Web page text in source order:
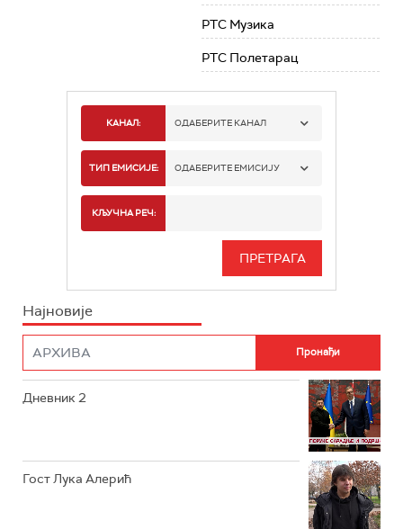
РТС Музика
РТС Полетарац
КАНАЛ: ОДАБЕРИТЕ КАНАЛ
РТС 1
РТС 3
ТИП ЕМИСИЈЕ: ОДАБЕРИТЕ ЕМИСИЈУ
ИНФО
КЉУЧНА РЕЧ:
Најновије
Дневник 2
Гост Лука Алерић